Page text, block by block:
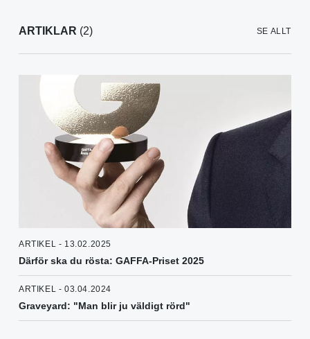
ARTIKLAR (2) SE ALLT
ARTIKEL - 13.02.2025
Därför ska du rösta: GAFFA-Priset 2025
ARTIKEL - 03.04.2024
Graveyard: "Man blir ju väldigt rörd"